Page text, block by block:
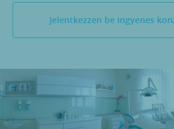
Jelentkezzen be ingyenes